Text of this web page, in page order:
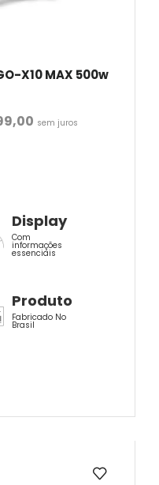
X10 MAX 500w
sem juros
Display
Com
informações
essenciais
Produto
Fabricado No
Brasil